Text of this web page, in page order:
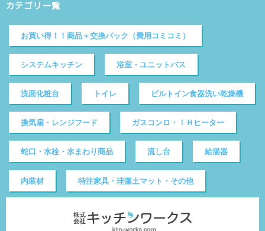
カテゴリ一覧
お買い得！！商品＋交換パック（費用コミコミ）
システムキッチン 浴室・ユニットバス
洗面化粧台 トイレ ビルトイン食器洗い乾燥機
換気扇・レンジフード ガスコンロ・ＩＨヒーター
蛇口・水栓・水まわり商品 流し台 給湯器
内装材 特注家具・珪藻土マット・その他